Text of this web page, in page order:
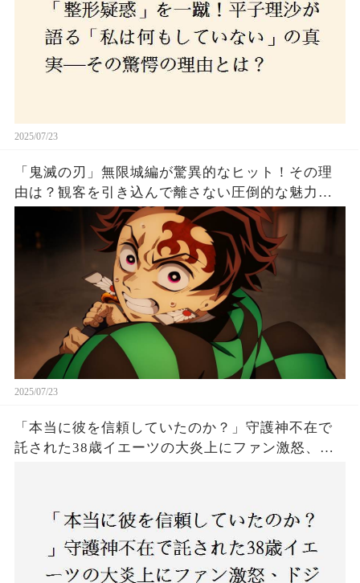
2025/07/23
「鬼滅の刃」無限城編が驚異的なヒット！その理
由は？観客を引き込んで離さない圧倒的な魅力と
2025/07/23
「本当に彼を信頼していたのか？」守護神不在で
託された38歳イエーツの大炎上にファン激怒、ド